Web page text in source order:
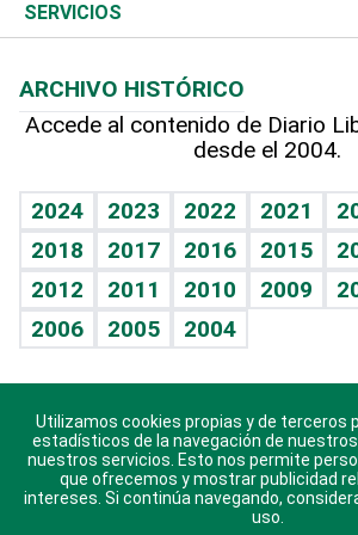
Resto del mundo
Economía personal
Podcast Arte Libre
Hablando con el pediatra
Vida y familia
Eñe
Celebrando la vida
Sin complejos
En pocas palabras
Escuchando al corazón
Economía Personal
Más deportes
Línea de hit
TBT Deportivo
Columnistas
Más firmas
Cambio climático
Opinión
Hecho en casa
Guía del dinero
SERVICIOS
Cumpleaños
Horóscopos
Crucigramas
ARCHIVO HISTÓRICO
Accede al contenido de Diario
desde el 2004.
2024 2023 2022 2021
2018
2017 2016 2015
2012
2011 2010 2009
2006
2005 2004
Descarga nuestras aplicaciones
sistema Huawei.
Utilizamos cookies propias y de terceros
estadísticos de la navegación de
nuestros servicios. Esto nos permite
que ofrecemos y mostrar publicidad
intereses. Si continúa navegando,
uso.